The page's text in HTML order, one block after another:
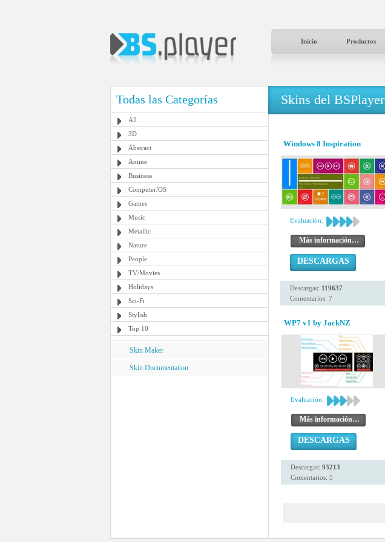
Inicio Productos
Todas las Categorías
All
3D
Abstract
Anime
Business
Computer/OS
Games
Music
Metallic
Nature
People
TV/Movies
Holidays
Sci-Fi
Stylish
Top 10
Skin Maker
Skin Documentation
Skins del BSPlayer
Windows 8 Inspiration
Evaluación:
Más información…
DESCARGAS
Descargas: 119637
Comentarios: 7
WP7 v1 by JackNZ
Evaluación:
Más información…
DESCARGAS
Descargas: 93213
Comentarios: 5